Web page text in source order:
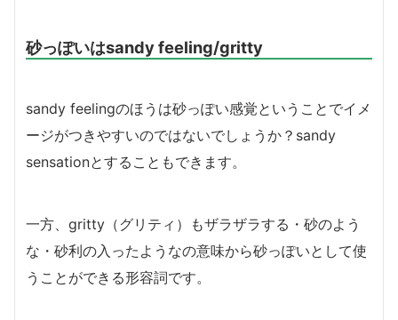
砂っぽいはsandy feeling/gritty
sandy feelingのほうは砂っぽい感覚ということでイメ
ージがつきやすいのではないでしょうか？sandy
sensationとすることもできます。
一方、gritty（グリティ）もザラザラする・砂のよう
な・砂利の入ったようなの意味から砂っぽいとして使
うことができる形容詞です。